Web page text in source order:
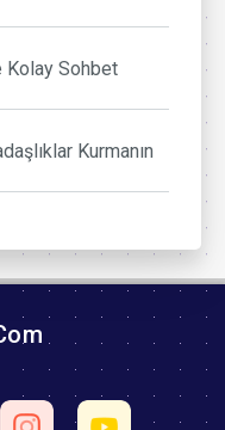
Kolay Sohbet
Kurmanın